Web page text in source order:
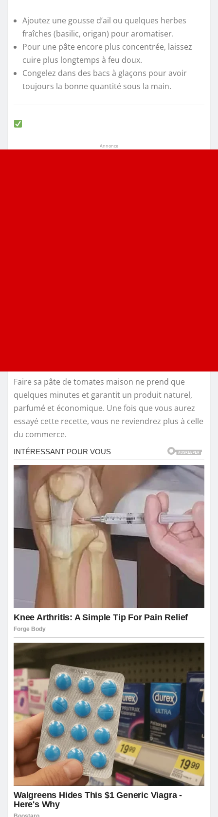
Ajoutez une gousse d’ail ou quelques herbes
fraîches (basilic, origan) pour aromatiser.
Pour une pâte encore plus concentrée, laissez
cuire plus longtemps à feu doux.
Congelez dans des bacs à glaçons pour avoir
toujours la bonne quantité sous la main.
Annonce
Faire sa pâte de tomates maison ne prend que
quelques minutes et garantit un produit naturel,
parfumé et économique. Une fois que vous aurez
essayé cette recette, vous ne reviendrez plus à celle
du commerce.